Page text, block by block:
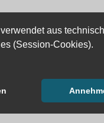
aus
(Session-Cookies).